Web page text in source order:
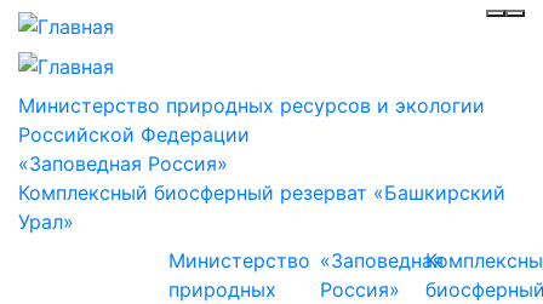
Министерство природных ресурсов и экологии
Российской Федерации
«Заповедная Россия»
Комплексный биосферный резерват «Башкирский
Урал»
Министерство
природных
«Заповедная
Россия»